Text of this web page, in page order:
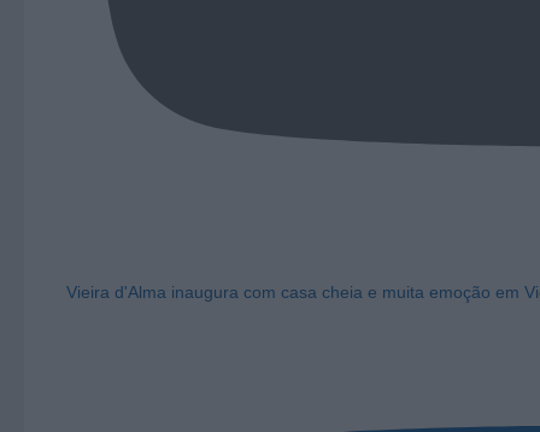
Vieira d'Alma inaugura com casa cheia e muita emoção em